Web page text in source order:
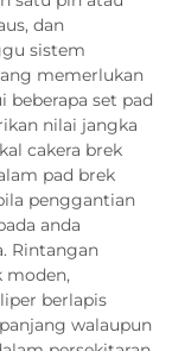
dan
sistem
memerlukan
beberapa set pad
nilai jangka
cakera brek
pad brek
penggantian
anda
Rintangan
moden,
berlapis
walaupun